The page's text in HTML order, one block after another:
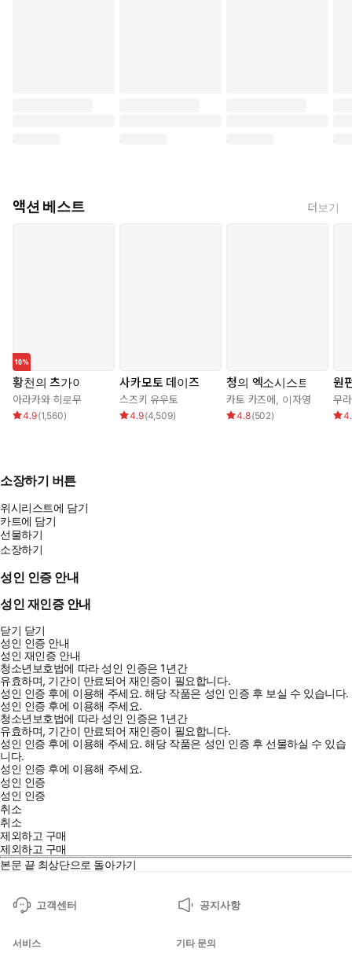
액션 베스트 더보기
황천의 츠가이
아라카와 히로무
4.9(1,560)
사카모토 데이즈
스즈키 유우토
4.9(4,509)
청의 엑소시스트
카토 카즈에, 이자영
4.8(502)
원
무
소장하기 버튼
위시리스트에 담기
카트에 담기
선물하기
소장하기
성인 인증 안내
성인 재인증 안내
닫기 닫기
성인 인증 안내
성인 재인증 안내
청소년보호법에 따라 성인 인증은 1년간
유효하며, 기간이 만료되어 재인증이 필요합니다.
성인 인증 후에 이용해 주세요.해당 작품은 성인 인증 후 보실 수 있습니다.
성인 인증 후에 이용해 주세요.
청소년보호법에 따라 성인 인증은 1년간
유효하며, 기간이 만료되어 재인증이 필요합니다.
성인 인증 후에 이용해 주세요.해당 작품은 성인 인증 후 선물하실 수 있습
니다.
성인 인증 후에 이용해 주세요.
성인 인증
성인 인증
취소
취소
제외하고 구매
제외하고 구매
본문 끝 최상단으로 돌아가기
고객센터 공지사항
서비스
기타 문의